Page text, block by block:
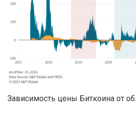
Зависимость цены Биткоина от